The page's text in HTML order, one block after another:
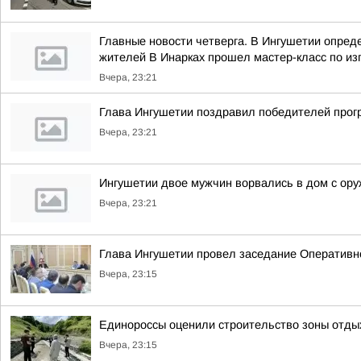
Главные новости четверга. В Ингушетии
жителей В Инарках прошел мастер-класс по
Вчера, 23:21
Глава Ингушетии поздравил победителей
Вчера, 23:21
Ингушетии двое мужчин ворвались в дом с
Вчера, 23:21
Глава Ингушетии провел заседание
Вчера, 23:15
Единороссы оценили строительство зоны
Вчера, 23:15